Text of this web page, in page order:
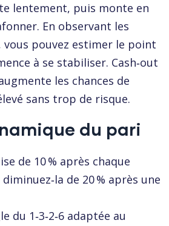
lentement, puis monte en
En observant les
pouvez estimer le point
à se stabiliser. Cash‑out
les chances de
sans trop de risque.
du pari
de 10 % après chaque
de 20 % après une
du 1‑3‑2‑6 adaptée au